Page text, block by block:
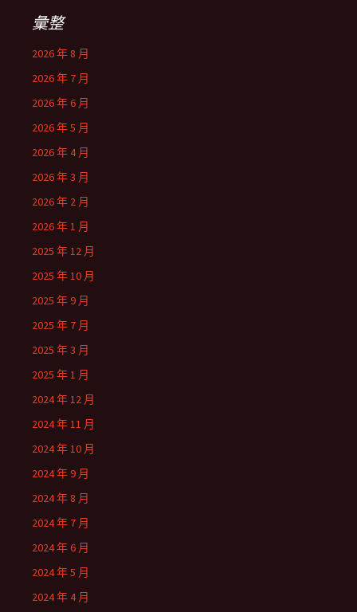
彙整
2026 年 8 月
2026 年 7 月
2026 年 6 月
2026 年 5 月
2026 年 4 月
2026 年 3 月
2026 年 2 月
2026 年 1 月
2025 年 12 月
2025 年 10 月
2025 年 9 月
2025 年 7 月
2025 年 3 月
2025 年 1 月
2024 年 12 月
2024 年 11 月
2024 年 10 月
2024 年 9 月
2024 年 8 月
2024 年 7 月
2024 年 6 月
2024 年 5 月
2024 年 4 月